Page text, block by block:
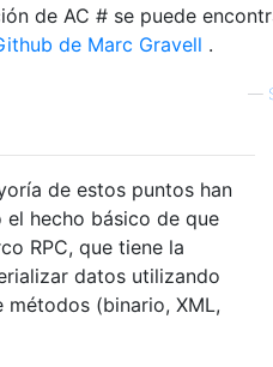
de AC # se puede
de Marc Gravell .
—
de estos puntos han
hecho básico de que
RPC, que tiene la
datos utilizando
métodos (binario, XML,